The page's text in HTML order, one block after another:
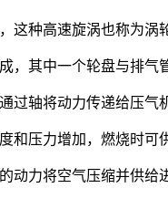
种高速旋涡也称为涡
其中一个轮盘与排
轴将动力传递给压气
压力增加，燃烧时可
力将空气压缩并供给